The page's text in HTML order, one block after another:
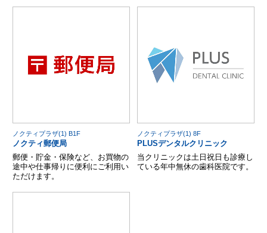
ノクティプラザ(1) B1F
ノクティ郵便局
郵便・貯金・保険など、お買物の
途中や仕事帰りに便利にご利用い
ただけます。
ノクティプラザ(1) 8F
PLUSデンタルクリニック
当クリニックは土日祝日も診療し
ている年中無休の歯科医院です。